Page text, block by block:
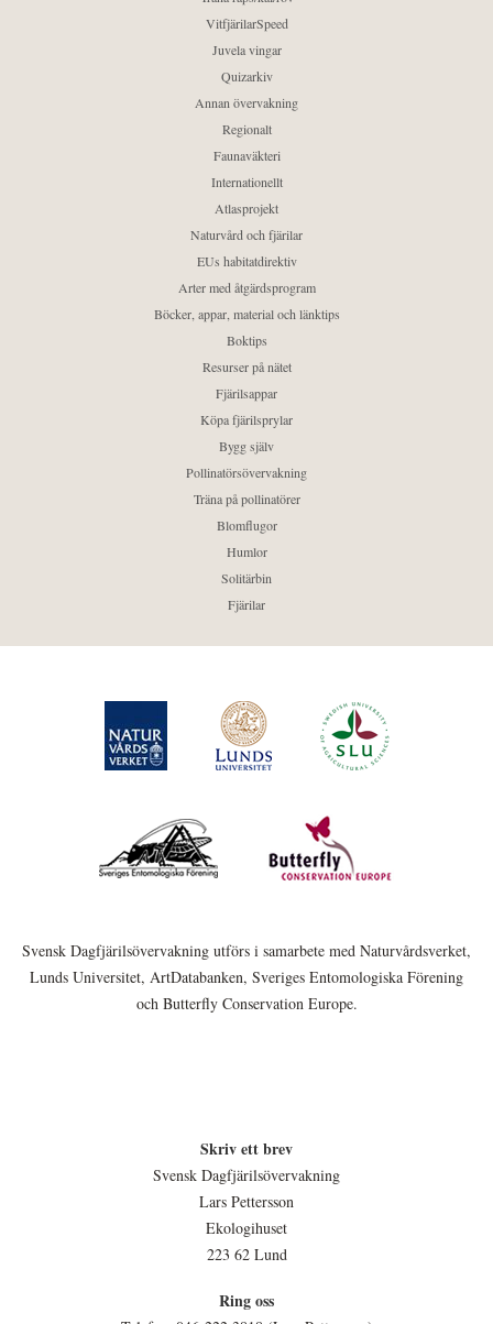
VitfjärilarSpeed
Juvela vingar
Quizarkiv
Annan övervakning
Regionalt
Faunaväkteri
Internationellt
Atlasprojekt
Naturvård och fjärilar
EUs habitatdirektiv
Arter med åtgärdsprogram
Böcker, appar, material och länktips
Boktips
Resurser på nätet
Fjärilsappar
Köpa fjärilsprylar
Bygg själv
Pollinatörsövervakning
Träna på pollinatörer
Blomflugor
Humlor
Solitärbin
Fjärilar
Svensk Dagfjärilsövervakning utförs i samarbete med Naturvårdsverket,
Lunds Universitet, ArtDatabanken, Sveriges Entomologiska Förening
och Butterfly Conservation Europe.
Skriv ett brev
Svensk Dagfjärilsövervakning
Lars Pettersson
Ekologihuset
223 62 Lund
Ring oss